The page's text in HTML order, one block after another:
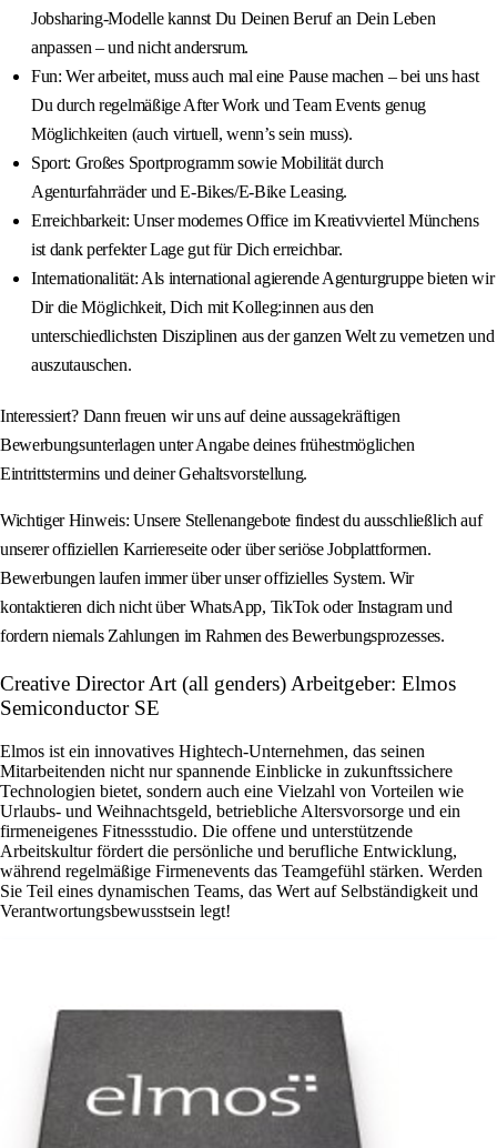
Jobsharing-Modelle kannst Du Deinen Beruf an Dein Leben
anpassen – und nicht andersrum.
Fun: Wer arbeitet, muss auch mal eine Pause machen – bei uns hast
Du durch regelmäßige After Work und Team Events genug
Möglichkeiten (auch virtuell, wenn’s sein muss).
Sport: Großes Sportprogramm sowie Mobilität durch
Agenturfahrräder und E-Bikes/E-Bike Leasing.
Erreichbarkeit: Unser modernes Office im Kreativviertel Münchens
ist dank perfekter Lage gut für Dich erreichbar.
Internationalität: Als international agierende Agenturgruppe bieten wir
Dir die Möglichkeit, Dich mit Kolleg:innen aus den
unterschiedlichsten Disziplinen aus der ganzen Welt zu vernetzen und
auszutauschen.
Interessiert? Dann freuen wir uns auf deine aussagekräftigen
Bewerbungsunterlagen unter Angabe deines frühestmöglichen
Eintrittstermins und deiner Gehaltsvorstellung.
Wichtiger Hinweis: Unsere Stellenangebote findest du ausschließlich auf
unserer offiziellen Karriereseite oder über seriöse Jobplattformen.
Bewerbungen laufen immer über unser offizielles System. Wir
kontaktieren dich nicht über WhatsApp, TikTok oder Instagram und
fordern niemals Zahlungen im Rahmen des Bewerbungsprozesses.
Creative Director Art (all genders) Arbeitgeber: Elmos
Semiconductor SE
Elmos ist ein innovatives Hightech-Unternehmen, das seinen
Mitarbeitenden nicht nur spannende Einblicke in zukunftssichere
Technologien bietet, sondern auch eine Vielzahl von Vorteilen wie
Urlaubs- und Weihnachtsgeld, betriebliche Altersvorsorge und ein
firmeneigenes Fitnessstudio. Die offene und unterstützende
Arbeitskultur fördert die persönliche und berufliche Entwicklung,
während regelmäßige Firmenevents das Teamgefühl stärken. Werden
Sie Teil eines dynamischen Teams, das Wert auf Selbständigkeit und
Verantwortungsbewusstsein legt!